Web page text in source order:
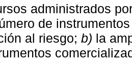
administrados
de
al riesgo; b) la